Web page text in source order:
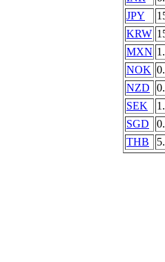
JPY
KRW
MXN
NOK
NZD
SEK
SGD
THB